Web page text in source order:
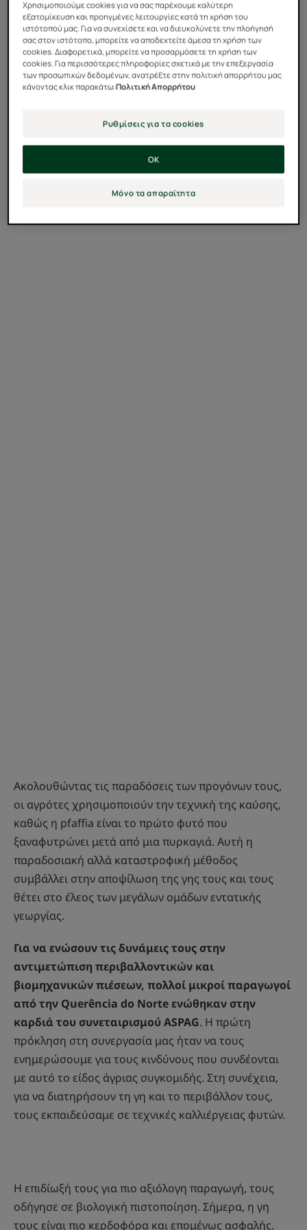
αποψίλωσης των δασών.
Ακολουθώντας τις παραδόσεις των προγόνων τους,
οι αγρότες χρησιμοποιούν την τεχνική της καύσης,
καθώς η pfaffia είναι το πρώτο φυτό που
ξαναφυτρώνει μετά από μια πυρκαγιά. Αυτή η
παραδοσιακή αλλά καταστροφική μέθοδος
συμβάλλει στην αποψίλωση της γης τους και τους
θέτει στο έλεος των μεγάλων ομάδων εντατικής
γεωργίας.
Για να ενώσουν τις δυνάμεις τους στην
αντιμετώπιση περιβαλλοντικών και
βιομηχανικών πιέσεων, πολλοί μικροί παραγωγοί
από την Querência do Norte ενώθηκαν στην
καρδιά του συνεταιρισμού ASPAG. Η πρώτη
πρόκληση στη συνεργασία μας ήταν να τους
ενημερώσουμε για τους κινδύνους που συνδέονται
με αυτό το είδος άγριας συγκομιδής. Στη συνέχεια,
για να διατηρήσουν τη γη και το περιβάλλον τους,
τους εκπαιδεύσαμε σε τεχνικές καλλιέργειας φυτών.
Η επιδίωξή τους για πιο αξιόλογη παραγωγή, τους
οδήγησε σε βιολογική πιστοποίηση. Σήμερα, η γη
τους είναι πιο κερδοφόρα και επομένως ασφαλής.
Χρησιμοποιούμε cookies για να σας παρέχουμε καλύτερη
εξατομίκευση και προηγμένες λειτουργίες κατά τη χρήση του
ιστότοπού μας. Για να συνεχίσετε και να διευκολύνετε την πλοήγησή
σας στον ιστότοπο, μπορείτε να αποδεχτείτε άμεσα τη χρήση των
cookies. Διαφορετικά, μπορείτε να προσαρμόσετε τη χρήση των
cookies. Για περισσότερες πληροφορίες σχετικά με την επεξεργασία
των προσωπικών δεδομένων, ανατρέξτε στην πολιτική απορρήτου μας
κάνοντας κλικ παρακάτω:Πολιτική Απορρήτου
Ρυθμίσεις για τα cookies
Μόνο τα απαραίτητα
OK